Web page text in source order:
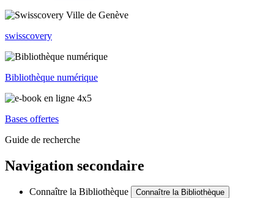
swisscovery
Bibliothèque numérique
Bases offertes
Guide de recherche
Navigation secondaire
Connaître la Bibliothèque Connaître la Bibliothèque